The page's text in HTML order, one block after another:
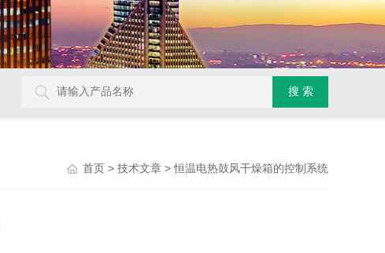
首页 > 技术文章 > 恒温电热鼓风干燥箱的控制系统